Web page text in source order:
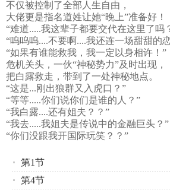
不仅被控制了全部人生自由，
大佬更是指名道姓让她“晚上”准备好！
“难道.....我这辈子都要交代在这里了吗
“呜呜呜....不要啊....我还连一场甜甜的
“如果有谁能救我，我一定以身相许！”
危机关头，一伙“神秘势力”及时出现，
把白露救走，带到了一处神秘地点。
“这是...刚出狼群又入虎口？”
“等等.....你们说你们是谁的人？”
“我白露....还有姐夫？？”
“我去.....我姐夫是传说中的金融巨头？”
“你们没跟我开国际玩笑？？”
第1节
第4节